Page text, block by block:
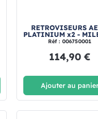
RETROVISEURS
PLATINIUM x2 -
Réf : 006750001
114,90 €
Ajouter au